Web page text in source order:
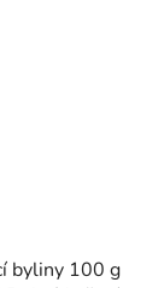
byliny 100 g